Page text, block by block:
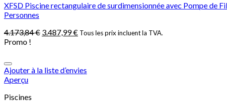
XFSD Piscine rectangulaire de surdimensionnée avec Pompe de
Personnes
4.173,84€ 3.487,99€ Tous les prix incluent la TVA.
Promo !
Ajouter à la liste d’envies
Aperçu
Piscines